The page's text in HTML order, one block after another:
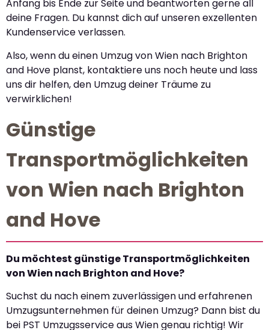
Anfang bis Ende zur Seite und beantworten gerne all
deine Fragen. Du kannst dich auf unseren exzellenten
Kundenservice verlassen.
Also, wenn du einen Umzug von Wien nach Brighton
and Hove planst, kontaktiere uns noch heute und lass
uns dir helfen, den Umzug deiner Träume zu
verwirklichen!
Günstige
Transportmöglichkeiten
von Wien nach Brighton
and Hove
Du möchtest günstige Transportmöglichkeiten
von Wien nach Brighton and Hove?
Suchst du nach einem zuverlässigen und erfahrenen
Umzugsunternehmen für deinen Umzug? Dann bist du
bei PST Umzugsservice aus Wien genau richtig! Wir